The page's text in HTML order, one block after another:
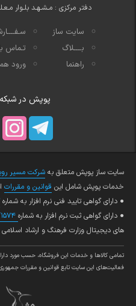
دفتر مرکزی : مـشـهـد بلـوار مـعـلـم -
سایت ساز
بــــلاگ
تـماس
راهنما
ورود
پوپش در
سایت ساز پوپش متعلق به شرکت مسیر
خدمات پوپش شامل این قوانین و مقررات
● دارای گواهی تایید فنی نرم افزار به شماره
● دارای گواهی ثبت نرم افزار به شماره
های دیجیتال وزارت فرهنگ و ارشاد اسلامی
تمامي كالاها و خدمات اين فروشگاه، حسب مورد
فعاليت‌هاي اين سايت تابع قوانين و مقررات